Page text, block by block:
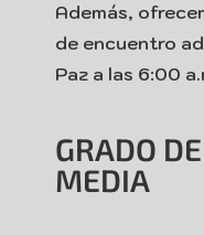
Además,
de encuentro
Paz a las 6:00
GRADO
MEDIA